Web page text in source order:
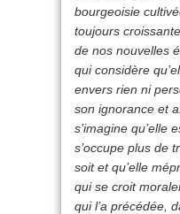
bourgeoisie
toujours
de nos nouvelles
qui considère
envers rien ni
son ignorance et
s’imagine qu’elle
s’occupe plus de
soit et qu’elle
qui se croit
qui l’a précédée,